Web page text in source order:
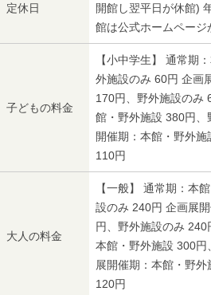
定休日
開館し翌平日が休館)
館は公式ホームペー
子どもの料金
【小中学生】 通常期
外施設のみ 60円 企画
170円、野外施設のみ
館・野外施設 380円
開催期：本館・野外
110円
大人の料金
【一般】 通常期：本
設のみ 240円 企画展
円、野外施設のみ 240
本館・野外施設 300
展開催期：本館・野
120円